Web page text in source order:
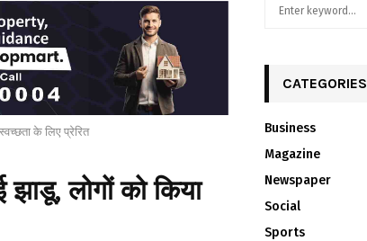
के लिए प्रेरित
झाडू, लोगों को किया
o
r
:
CATEGORIES
Business
Magazine
Newspaper
Social
Sports